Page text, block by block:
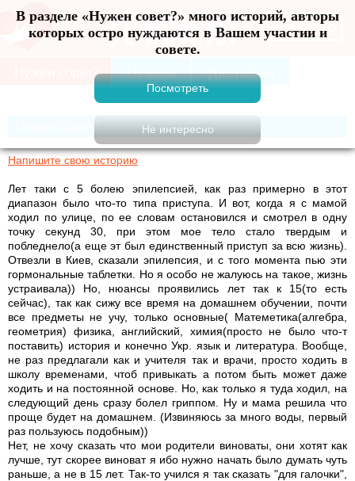
В разделе «Нужен совет?» много историй, авторы
которых остро нуждаются в Вашем участии и
совете.
Меню
Нужен совет?
Напишите свою историю
Лет таки с 5 болею эпилепсией, как раз примерно в этот
диапазон было что-то типа приступа. И вот, когда я с мамой
ходил по улице, по ее словам остановился и смотрел в одну
точку секунд 30, при этом мое тело стало твердым и
побледнело(а еще эт был единственный приступ за всю жизнь).
Отвезли в Киев, сказали эпилепсия, и с того момента пью эти
гормональные таблетки. Но я особо не жалуюсь на такое, жизнь
устраивала)) Но, нюансы проявились лет так к 15(то есть
сейчас), так как сижу все время на домашнем обучении, почти
все предметы не учу, только основные( Матеметика(алгебра,
геометрия) физика, английский, химия(просто не было что-т
поставить) история и конечно Укр. язык и литература. Вообще,
не раз предлагали как и учителя так и врачи, просто ходить в
школу временами, чтоб привыкать а потом быть может даже
ходить и на постоянной основе. Но, как только я туда ходил, на
следующий день сразу болел гриппом. Ну и мама решила что
проще будет на домашнем. (Извиняюсь за много воды, первый
раз пользуюсь подобным))
Нет, не хочу сказать что мои родители виноваты, они хотят как
лучше, тут скорее виноват я ибо нужно начать было думать чуть
раньше, а не в 15 лет. Так-то учился я так сказать "для галочки",